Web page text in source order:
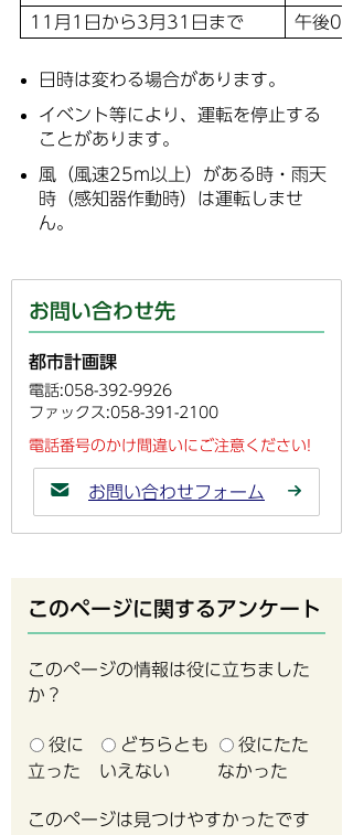
11月1日から3月31日まで
午後0
日時は変わる場合があります。
イベント等により、運転を停止する
ことがあります。
風（風速25m以上）がある時・雨天
時（感知器作動時）は運転しませ
ん。
お問い合わせ先
都市計画課
電話:058-392-9926
ファックス:058-391-2100
電話番号のかけ間違いにご注意ください!
お問い合わせフォーム
このページに関するアンケート
このページの情報は役に立ちました
か？
役に
立った
どちらとも
いえない
役にたた
なかった
このページは見つけやすかったです